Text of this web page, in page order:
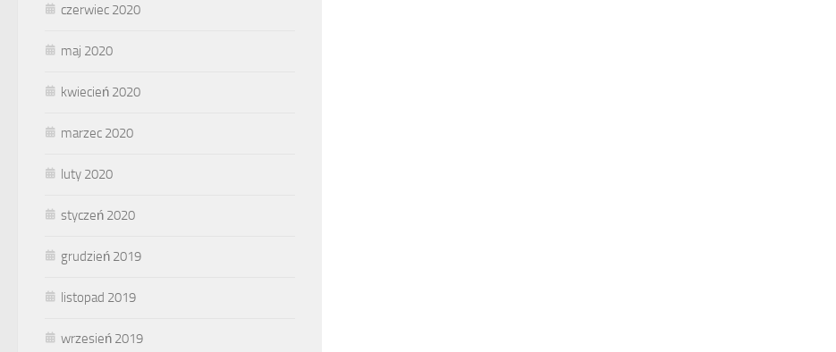
czerwiec 2020
maj 2020
kwiecień 2020
marzec 2020
luty 2020
styczeń 2020
grudzień 2019
listopad 2019
wrzesień 2019